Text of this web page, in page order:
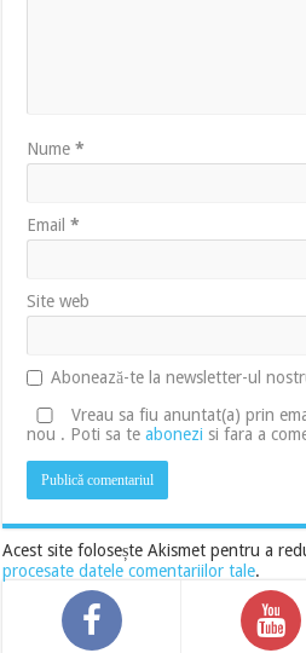
Nume*
Email*
Site web
Abonează-te la newsletter-ul
Vreau sa fiu anuntat(a) prin
nou . Poti sa teabonezi si fara a
Acest site folosește Akismet pentru a
procesate datele comentariilor tale.